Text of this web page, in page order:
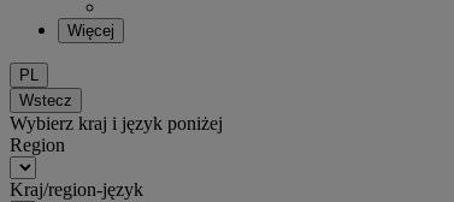
Więcej
PL
Wstecz
Wybierz kraj i język poniżej
Region
Kraj/region-język